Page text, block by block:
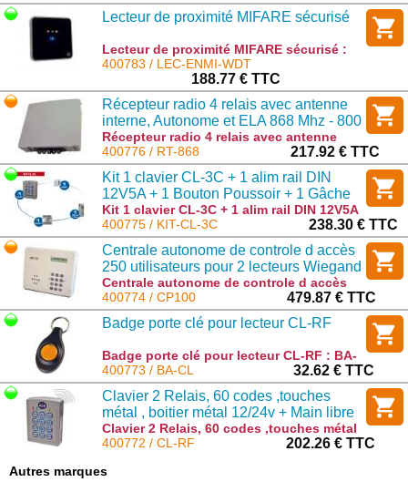
Lecteur de proximité MIFARE sécurisé
Lecteur de proximité MIFARE sécurisé :
LEC-ENMI-WDT
400783 / LEC-ENMI-WDT
188.77 € TTC
Récepteur radio 4 relais avec antenne
interne, Autonome et ELA 868 Mhz - 800
codes
Récepteur radio 4 relais avec antenne
interne, Autonome et ELA 868 Mhz - 800
codes : RT-868
400776 / RT-868
217.92 € TTC
Kit 1 clavier CL-3C + 1 alim rail DIN
12V5A + 1 Bouton Poussoir + 1 Gâche
réversible avec tétière
Kit 1 clavier CL-3C + 1 alim rail DIN 12V5A
+ 1 Bouton Poussoir + 1 Gâche réversible
avec tétière : KIT-CL-3C
400775 / KIT-CL-3C
238.30 € TTC
Centrale autonome de controle d accès
250 utilisateurs pour 2 lecteurs Wiegand
Centrale autonome de controle d accès
250 utilisateurs pour 2 lecteurs Wiegand :
CP100
400774 / CP100
479.87 € TTC
Badge porte clé pour lecteur CL-RF
Badge porte clé pour lecteur CL-RF : BA-
CL
400773 / BA-CL
32.62 € TTC
Clavier 2 Relais, 60 codes ,touches
métal , boitier métal 12/24v + Main libre
intégré
Clavier 2 Relais, 60 codes ,touches métal
, boitier métal 12/24v + Main libre intégré :
400772 / CL-RF 202.26 € TTC
Autres marques